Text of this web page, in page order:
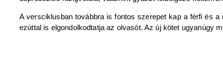
A versciklusban továbbra is fontos szerepet kap a férfi és
ezúttal is elgondolkodtatja az olvasót. Az új kötet ugyanúgy